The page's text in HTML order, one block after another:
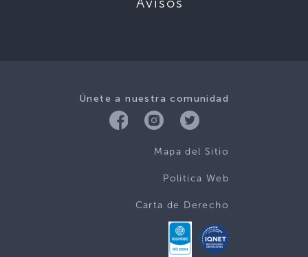
Únete a nuestra comunidad
Mapa del Sitio
Politica Web
Carta de Derecho